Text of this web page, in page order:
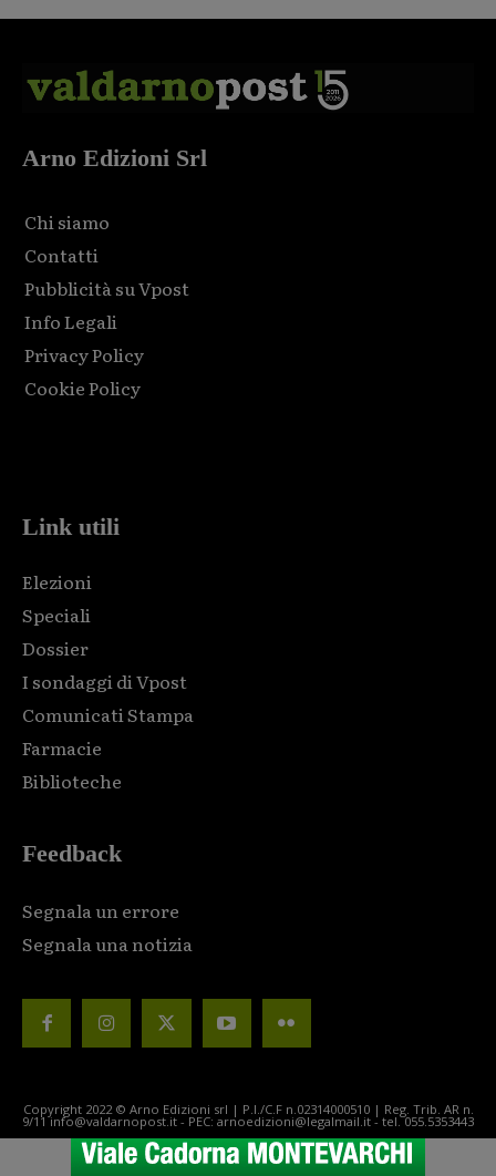
Arno Edizioni Srl
Chi siamo
Contatti
Pubblicità su Vpost
Info Legali
Privacy Policy
Cookie Policy
Link utili
Elezioni
Speciali
Dossier
I sondaggi di Vpost
Comunicati Stampa
Farmacie
Biblioteche
Feedback
Segnala un errore
Segnala una notizia
Copyright 2022 © Arno Edizioni srl | P.I./C.F n.02314000510 | Reg. Trib. AR n.
9/11 info@valdarnopost.it - PEC: arnoedizioni@legalmail.it - tel. 055.5353443